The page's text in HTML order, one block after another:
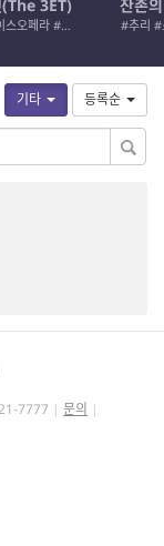
(The 3ET)
#스페이스오페라 #우주활극
잔존
#추리 #
기타 등록순
7777
문의